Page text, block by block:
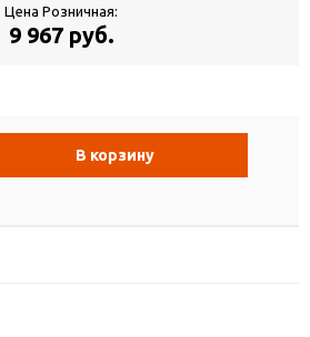
Цена Розничная:
9 967 руб.
В корзину